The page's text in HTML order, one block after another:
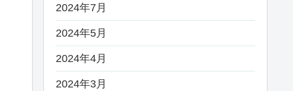
2024年7月
2024年5月
2024年4月
2024年3月